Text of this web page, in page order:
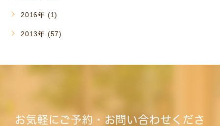
2016年 (1)
2013年 (57)
お気軽にご予約・お問い合わせくださ